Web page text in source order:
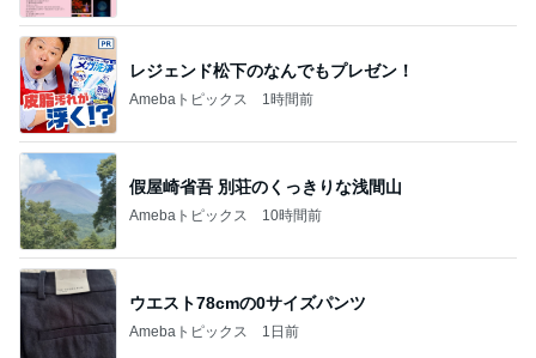
レジェンド松下のなんでもプレゼン！
Amebaトピックス 1時間前
假屋崎省吾 別荘のくっきりな浅間山
Amebaトピックス 10時間前
ウエスト78cmの0サイズパンツ
Amebaトピックス 1日前